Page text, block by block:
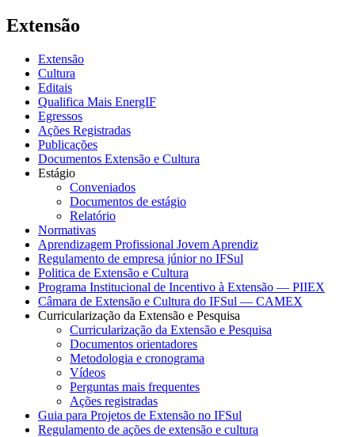
Extensão
Extensão
Cultura
Editais
Qualifica Mais EnergIF
Egressos
Ações Registradas
Publicações
Documentos Extensão e Cultura
Estágio
Conveniados
Documentos de estágio
Relatório
Normativas
Aprendizagem Profissional Jovem Aprendiz
Regulamento de empresa júnior no IFSul
Politica de Extensão e Cultura
Programa Institucional de Incentivo à Extensão — PIIEX
Câmara de Extensão e Cultura do IFSul — CAMEX
Curricularização da Extensão e Pesquisa
Curricularização da Extensão e Pesquisa
Documentos orientadores
Metodologia e cronograma
Vídeos
Perguntas mais frequentes
Ações registradas
Guia para Projetos de Extensão no IFSul
Regulamento de ações de extensão e cultura